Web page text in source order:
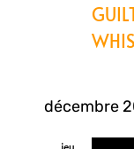
décembre